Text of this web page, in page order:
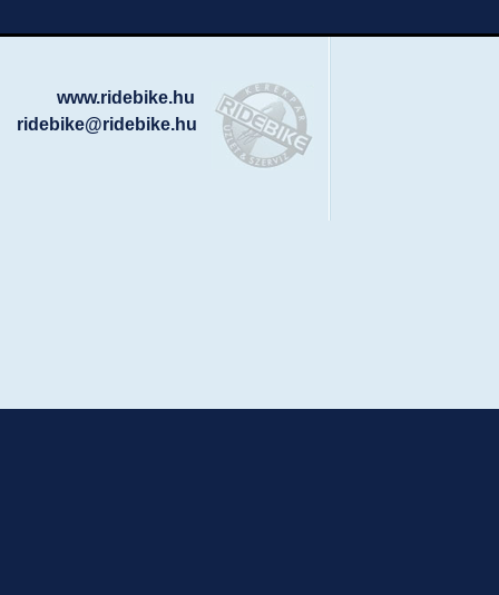
www.ridebike.hu
ridebike@ridebike.hu